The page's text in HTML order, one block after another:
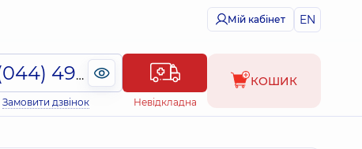
Мій кабінет EN
(044) 495-2-888
Замовити дзвінок Невідкладна
КОШИК